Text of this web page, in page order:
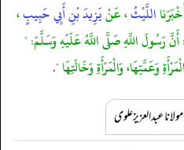
اللَّيْثُ، عَنْيَزِيدَ بْنِ أَبِي حَبِيبٍ،
: أَنَّ رَسُولَ اللَّهِ صَلَّى اللَّهُ عَلَيْهِ وَسَلَّمَ: "
وَعَمَّتِهَا، وَالْمَرْأَةِ وَخَالَتِهَا ".
عبدالعزیز علوی